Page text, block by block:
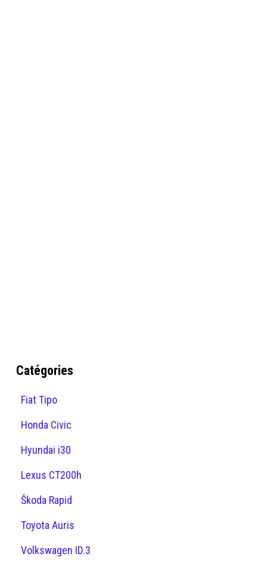
Catégories
Fiat Tipo
Honda Civic
Hyundai i30
Lexus CT200h
Škoda Rapid
Toyota Auris
Volkswagen ID.3